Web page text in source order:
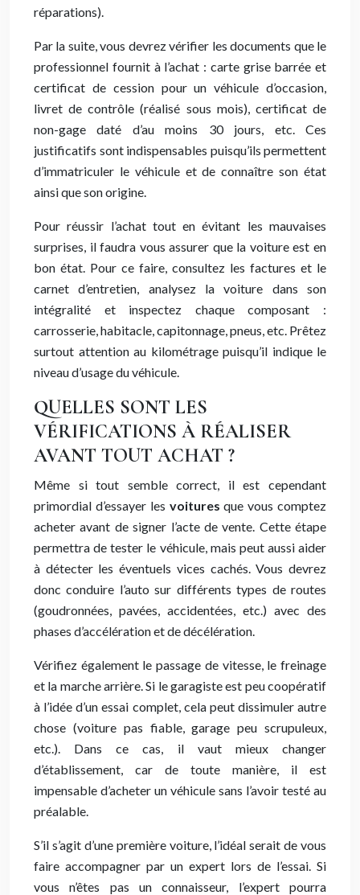
réparations).
Par la suite, vous devrez vérifier les documents que le
professionnel fournit à l’achat : carte grise barrée et
certificat de cession pour un véhicule d’occasion,
livret de contrôle (réalisé sous mois), certificat de
non-gage daté d’au moins 30 jours, etc. Ces
justificatifs sont indispensables puisqu’ils permettent
d’immatriculer le véhicule et de connaître son état
ainsi que son origine.
Pour réussir l’achat tout en évitant les mauvaises
surprises, il faudra vous assurer que la voiture est en
bon état. Pour ce faire, consultez les factures et le
carnet d’entretien, analysez la voiture dans son
intégralité et inspectez chaque composant :
carrosserie, habitacle, capitonnage, pneus, etc. Prêtez
surtout attention au kilométrage puisqu’il indique le
niveau d’usage du véhicule.
QUELLES SONT LES
VÉRIFICATIONS À RÉALISER
AVANT TOUT ACHAT ?
Même si tout semble correct, il est cependant
primordial d’essayer les voitures que vous comptez
acheter avant de signer l’acte de vente. Cette étape
permettra de tester le véhicule, mais peut aussi aider
à détecter les éventuels vices cachés. Vous devrez
donc conduire l’auto sur différents types de routes
(goudronnées, pavées, accidentées, etc.) avec des
phases d’accélération et de décélération.
Vérifiez également le passage de vitesse, le freinage
et la marche arrière. Si le garagiste est peu coopératif
à l’idée d’un essai complet, cela peut dissimuler autre
chose (voiture pas fiable, garage peu scrupuleux,
etc.). Dans ce cas, il vaut mieux changer
d’établissement, car de toute manière, il est
impensable d’acheter un véhicule sans l’avoir testé au
préalable.
S’il s’agit d’une première voiture, l’idéal serait de vous
faire accompagner par un expert lors de l’essai. Si
vous n’êtes pas un connaisseur, l’expert pourra